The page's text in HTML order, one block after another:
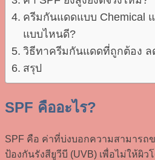
ครีมกันแดดแบบ Chemical
แบบไหนดี?
วิธีทาครีมกันแดดที่ถูกต้อง ล
สรุป
SPF คืออะไร?
SPF คือ ค่าที่บ่งบอกความสามารถ
ป้องกันรังสียูวีบี (UVB) เพื่อไม่ให้ผิว